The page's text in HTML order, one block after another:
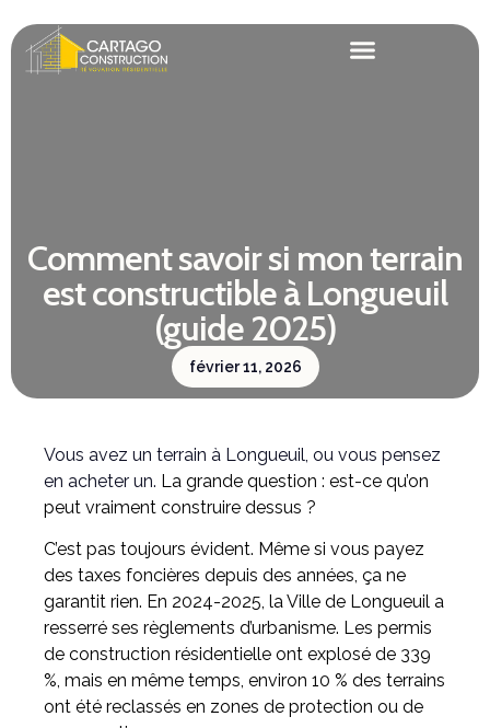
Comment savoir si mon terrain
est constructible à Longueuil
(guide 2025)
février 11, 2026
Vous avez un terrain à Longueuil, ou vous pensez
en acheter un. La grande question : est-ce qu’on
peut vraiment construire dessus ?
C’est pas toujours évident. Même si vous payez
des taxes foncières depuis des années, ça ne
garantit rien. En 2024-2025, la Ville de Longueuil a
resserré ses règlements d’urbanisme. Les permis
de construction résidentielle ont explosé de 339
%, mais en même temps, environ 10 % des terrains
ont été reclassés en zones de protection ou de